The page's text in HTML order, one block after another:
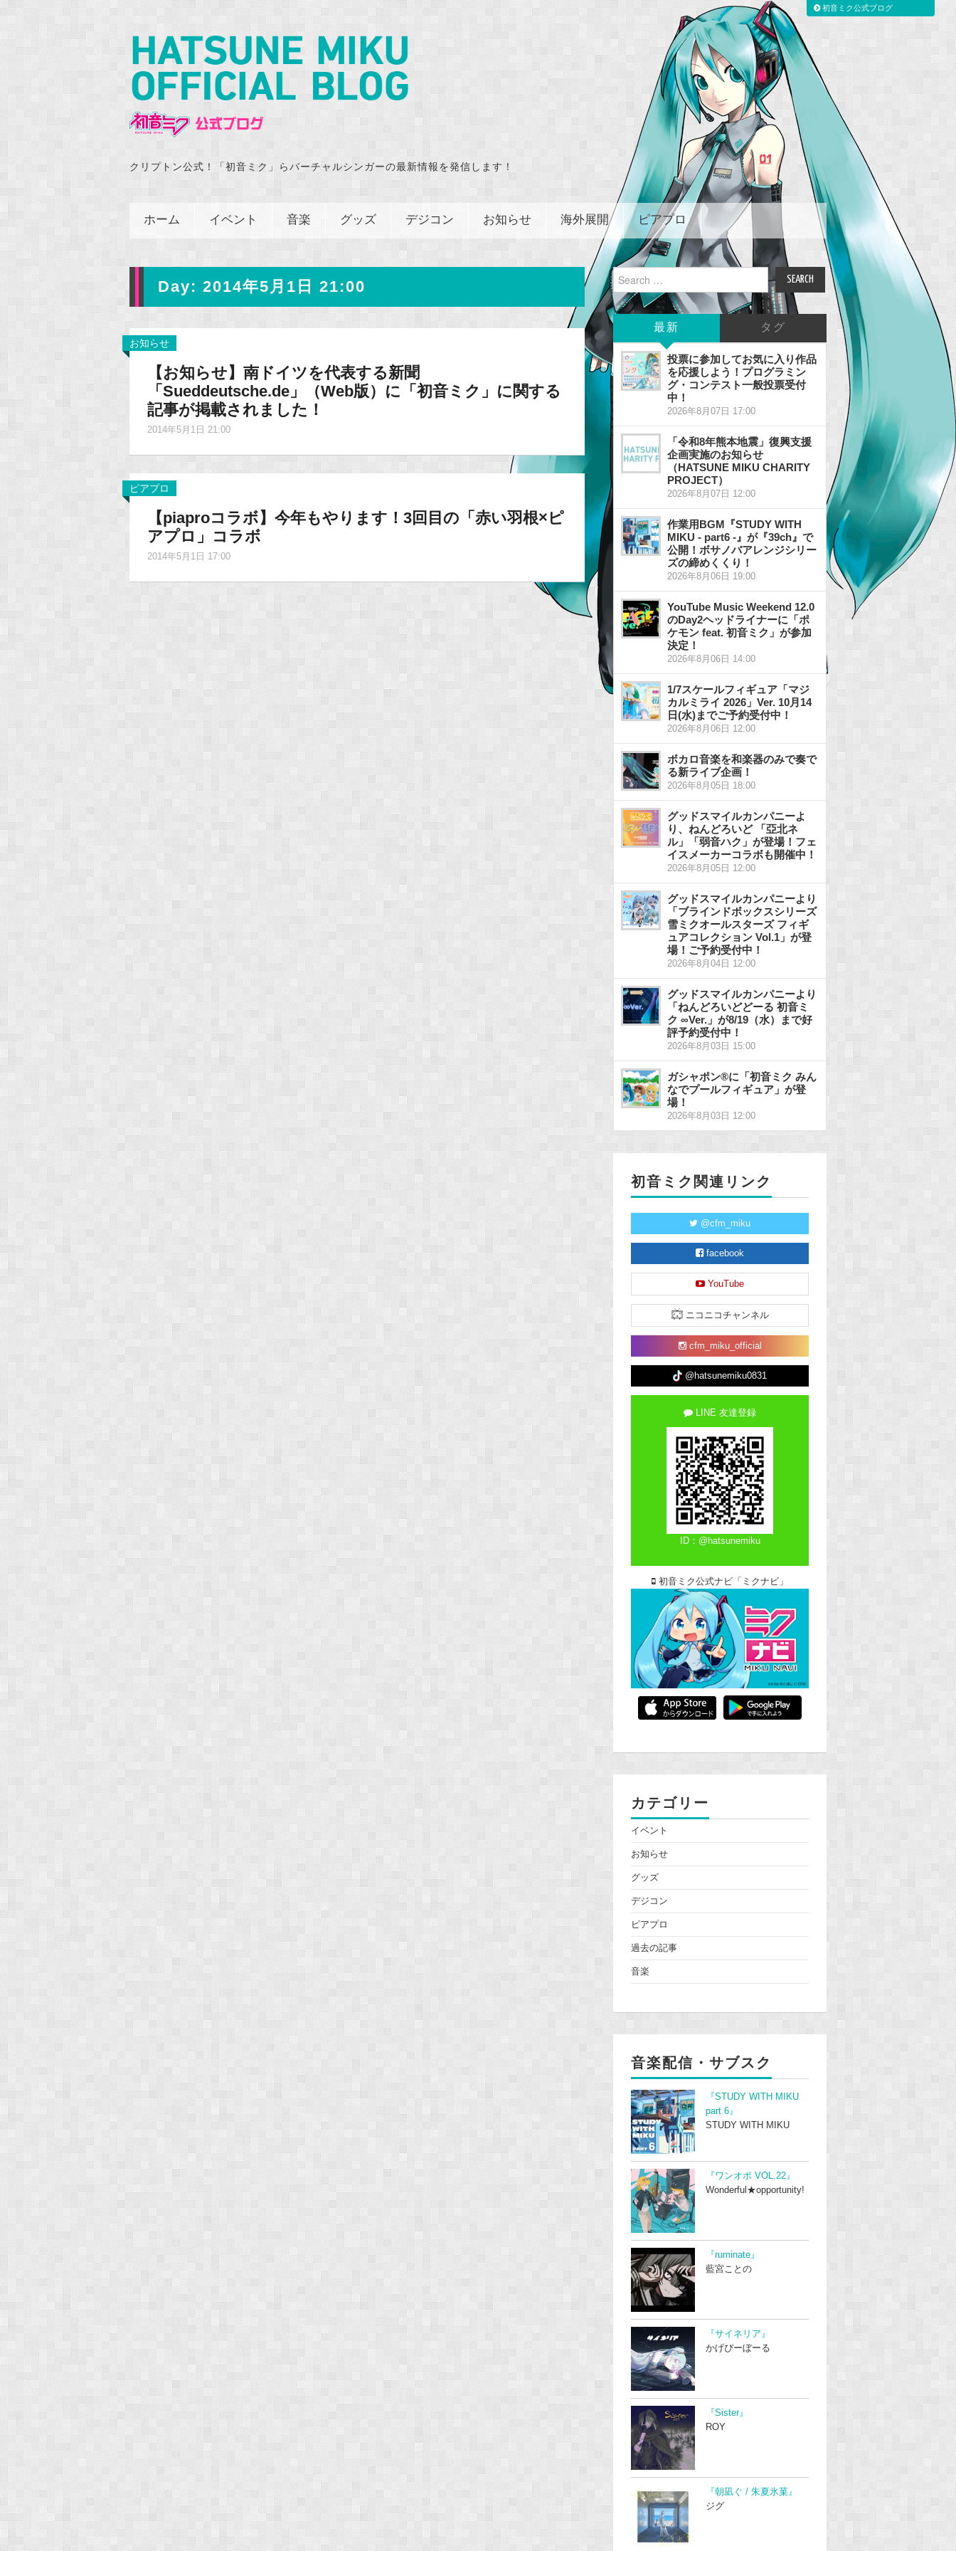
クリプトン公式！「初音ミク」らバーチャルシンガーの最新情報を発信します！
ホーム イベント 音楽 グッズ デジコン お知らせ 海外展開 ピアプロ
Day: 2014年5月1日 21:00
お知らせ
【お知らせ】南ドイツを代表する新聞
「Sueddeutsche.de」（Web版）に「初音ミク」に関する
記事が掲載されました！
2014年5月1日 21:00
ピアプロ
【piaproコラボ】今年もやります！3回目の「赤い羽根×ピ
アプロ」コラボ
2014年5月1日 17:00
Search
for:
最新 タグ
投票に参加してお気に入り作品
を応援しよう！プログラミン
グ・コンテスト一般投票受付
中！
2026年8月07日 17:00
「令和8年熊本地震」復興支援
企画実施のお知らせ
（HATSUNE MIKU CHARITY
PROJECT）
2026年8月07日 12:00
作業用BGM『STUDY WITH
MIKU - part6 -』が『39ch』で
公開！ボサノバアレンジシリー
ズの締めくくり！
2026年8月06日 19:00
YouTube Music Weekend 12.0
のDay2ヘッドライナーに「ポ
ケモン feat. 初音ミク」が参加
決定！
2026年8月06日 14:00
1/7スケールフィギュア「マジ
カルミライ 2026」Ver. 10月14
日(水)までご予約受付中！
2026年8月06日 12:00
ボカロ音楽を和楽器のみで奏で
る新ライブ企画！
2026年8月05日 18:00
グッドスマイルカンパニーよ
り、ねんどろいど 「亞北ネ
ル」「弱音ハク」が登場！フェ
イスメーカーコラボも開催中！
2026年8月05日 12:00
グッドスマイルカンパニーより
「ブラインドボックスシリーズ
雪ミクオールスターズ フィギ
ュアコレクション Vol.1」が登
場！ご予約受付中！
2026年8月04日 12:00
グッドスマイルカンパニーより
「ねんどろいどどーる 初音ミ
ク ∞Ver.」が8/19（水）まで好
評予約受付中！
2026年8月03日 15:00
ガシャポン®に「初音ミク みん
なでプールフィギュア」が登
場！
2026年8月03日 12:00
初音ミク関連リンク
@cfm_miku
facebook
YouTube
ニコニコチャンネル
cfm_miku_official
@hatsunemiku0831
LINE 友達登録
ID：@hatsunemiku
初音ミク公式ナビ「ミクナビ」
カテゴリー
イベント
お知らせ
グッズ
デジコン
ピアプロ
過去の記事
音楽
音楽配信・サブスク
『STUDY WITH MIKU
part 6』
STUDY WITH MIKU
『ワンオポ VOL.22』
Wonderful★opportunity!
『ruminate』
藍宮ことの
『サイネリア』
かげぴーぼーる
『Sister』
ROY
『朝凪ぐ / 朱夏氷菓』
ジグ
初音ミク公式ブログ